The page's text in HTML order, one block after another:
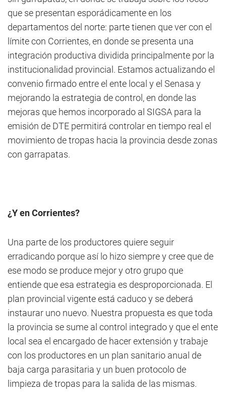
que se presentan esporádicamente en los
departamentos del norte: parte tienen que ver con el
límite con Corrientes, en donde se presenta una
integración productiva dividida principalmente por la
institucionalidad provincial. Estamos actualizando el
convenio firmado entre el ente local y el Senasa y
mejorando la estrategia de control, en donde las
mejoras que hemos incorporado al SIGSA para la
emisión de DTE permitirá controlar en tiempo real el
movimiento de tropas hacia la provincia desde zonas
con garrapatas.
¿Y en Corrientes?
Una parte de los productores quiere seguir
erradicando porque así lo hizo siempre y cree que de
ese modo se produce mejor y otro grupo que
entiende que esa estrategia es desproporcionada. El
plan provincial vigente está caduco y se deberá
instaurar uno nuevo. Nuestra propuesta es que toda
la provincia se sume al control integrado y que el ente
local sea el encargado de hacer extensión y trabaje
con los productores en un plan sanitario anual de
baja carga parasitaria y un buen protocolo de
limpieza de tropas para la salida de las mismas.